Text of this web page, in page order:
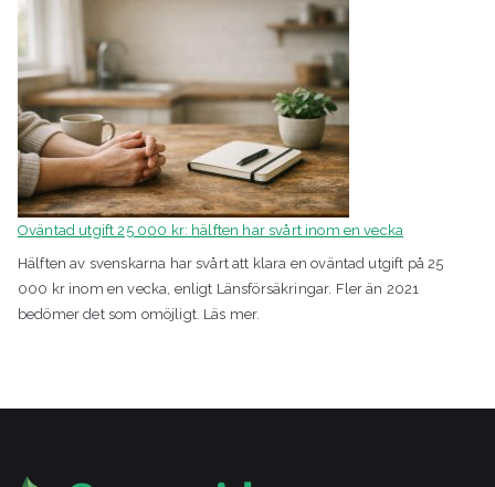
Oväntad utgift 25 000 kr: hälften har svårt inom en vecka
Hälften av svenskarna har svårt att klara en oväntad utgift på 25
000 kr inom en vecka, enligt Länsförsäkringar. Fler än 2021
bedömer det som omöjligt. Läs mer.